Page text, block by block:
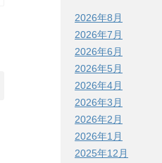
2026年8月
2026年7月
2026年6月
2026年5月
2026年4月
2026年3月
2026年2月
2026年1月
2025年12月